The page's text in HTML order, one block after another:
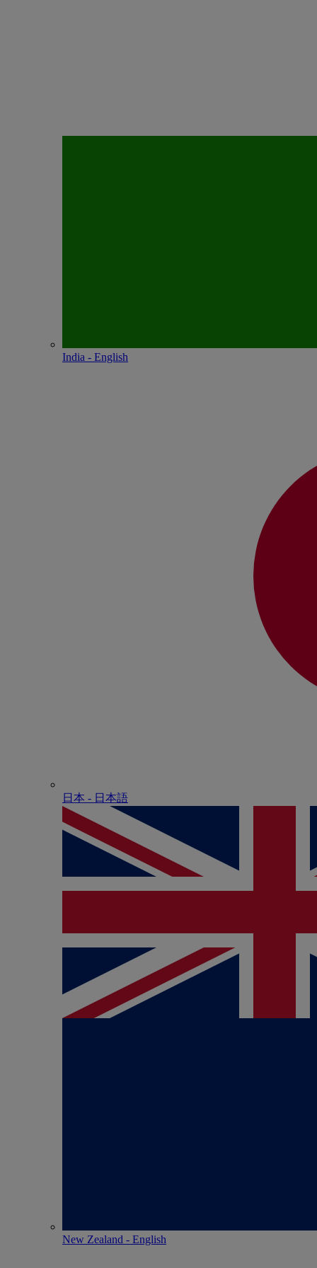
India - English
日本 - ⽇本語
New Zealand - English